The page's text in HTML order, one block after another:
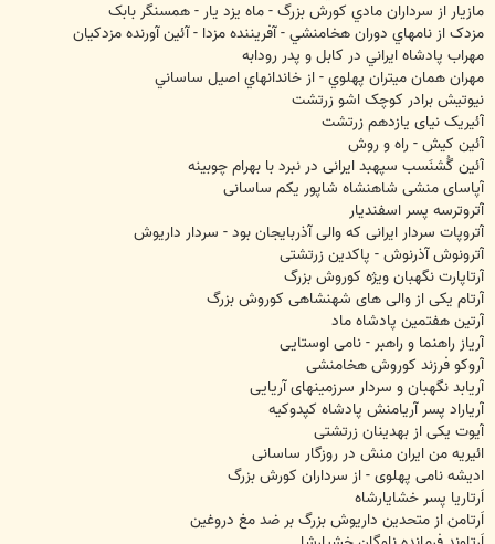
مازيار از سرداران مادي کورش بزرگ - ماه یزد یار - همسنگر بابک
مزدک از نامهاي دوران هخامنشي - آفريننده مزدا - آئین آورنده مزدکیان
مهراب پادشاه ايراني در کابل و پدر رودابه
مهران همان ميتران پهلوي - از خاندانهاي اصيل ساساني
نيوتيش برادر کوچک اشو زرتشت
آئیریک نیای یازدهم زرتشت
آئین کیش - راه و روش
آئین گُشنَسب سپهبد ایرانی در نبرد با بهرام چوبینه
آپاسای منشی شاهنشاه شاپور یکم ساسانی
آتروترسه پسر اسفندیار
آتروپات سردار ایرانی که والی آذربایجان بود - سردار داریوش
آترونوش آذرنوش - پاکدین زرتشتی
آرتاپارت نگهبان ویژه کوروش بزرگ
آرتام یکی از والی های شهنشاهی کوروش بزرگ
آرتین هفتمین پادشاه ماد
آریاز راهنما و راهبر - نامی اوستایی
آروکو فرزند کوروش هخامنشی
آریابد نگهبان و سردار سرزمینهای آریایی
آریاراد پسر آریامنش پادشاه کپدوکیه
آیوت یکی از بهدینان زرتشتی
ائیریه من ایران منش در روزگار ساسانی
ادیشه نامی پهلوی - از سرداران کورش بزرگ
اَرتاریا پسر خشایارشاه
اَرتامن از متحدین داریوش بزرگ بر ضد مغ دروغین